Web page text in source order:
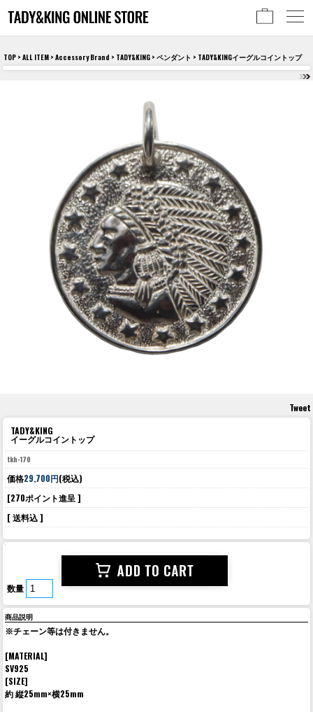
TOP > ALL ITEM > Accessory Brand > TADY&KING > ペンダント > TADY&KINGイーグルコイントップ
Tweet
TADY&KING
イーグルコイントップ
tkh-170
価格29,700円(税込)
[270ポイント進呈 ]
[ 送料込 ]
数量
商品説明
※チェーン等は付きません。
[MATERIAL]
SV925
[SIZE]
約 縦25mm×横25mm